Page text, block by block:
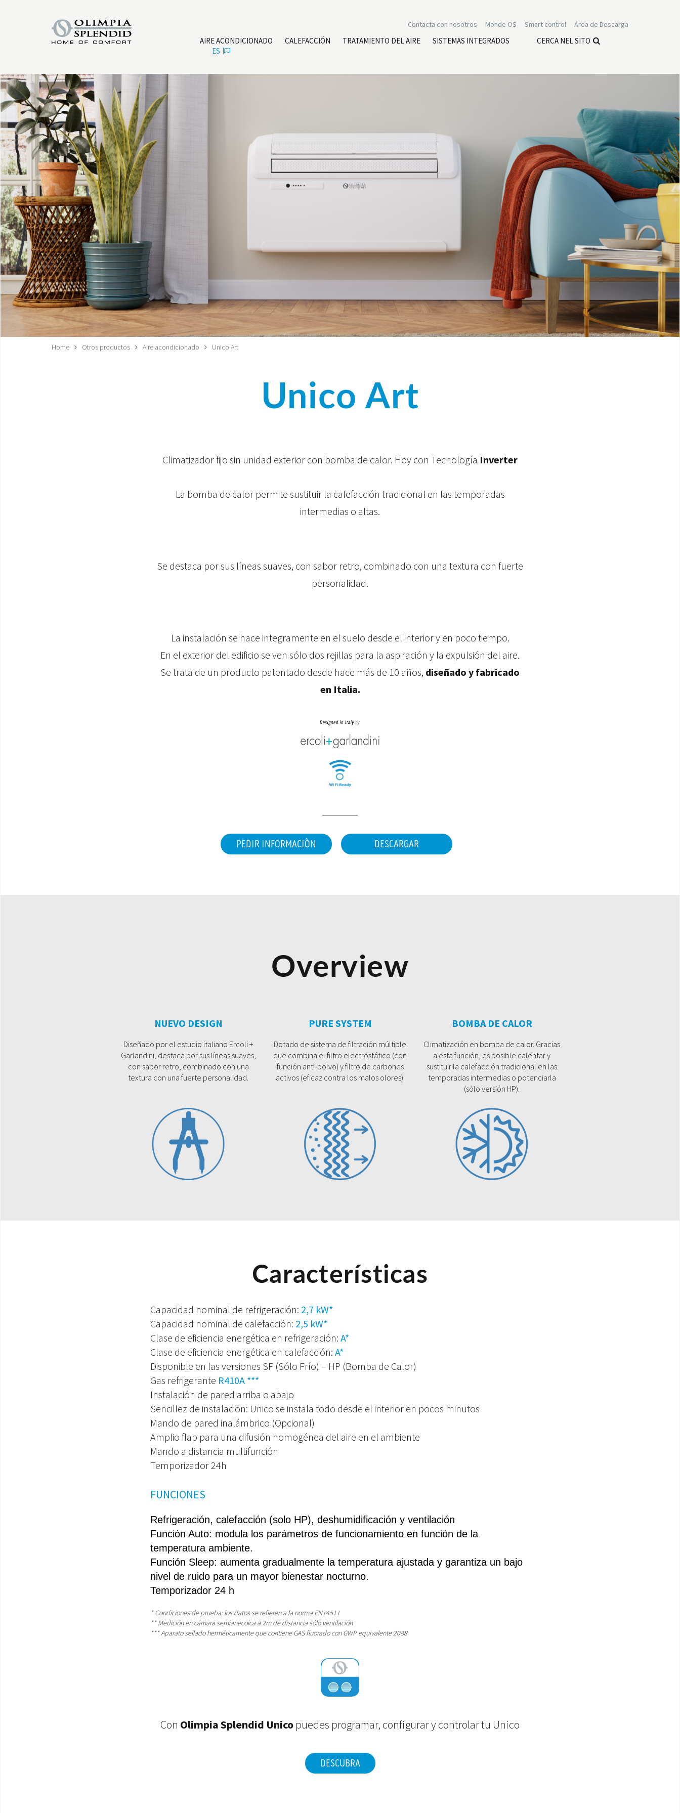
Área de Descarga
Smart control
Monde OS
Contacta con nosotros
AIRE ACONDICIONADO CALEFACCIÓN TRATAMIENTO DEL AIRE SISTEMAS INTEGRADOS
CERCA NEL SITO
ES
Home Otros productos Aire acondicionado Unico Art
Unico Art
Climatizador fijo sin unidad exterior con bomba de calor. Hoy con Tecnología Inverter
La bomba de calor permite sustituir la calefacción tradicional en las temporadas
intermedias o altas.
Se destaca por sus líneas suaves, con sabor retro, combinado con una textura con fuerte
personalidad.
La instalación se hace integramente en el suelo desde el interior y en poco tiempo.
En el exterior del edificio se ven sólo dos rejillas para la aspiración y la expulsión del aire.
Se trata de un producto patentado desde hace más de 10 años, diseñado y fabricado
en Italia.
PEDIR INFORMACIÒN DESCARGAR
Overview
NUEVO DESIGN
Diseñado por el estudio italiano Ercoli +
Garlandini, destaca por sus líneas suaves,
con sabor retro, combinado con una
textura con una fuerte personalidad.
PURE SYSTEM
Dotado de sistema de filtración múltiple
que combina el filtro electrostático (con
función anti-polvo) y filtro de carbones
activos (eficaz contra los malos olores).
BOMBA DE CALOR
Climatización en bomba de calor. Gracias
a esta función, es posible calentar y
sustituir la calefacción tradicional en las
temporadas intermedias o potenciarla
(sólo versión HP).
Características
Capacidad nominal de refrigeración: 2,7 kW*
Capacidad nominal de calefacción: 2,5 kW*
Clase de eficiencia energética en refrigeración: A*
Clase de eficiencia energética en calefacción: A*
Disponible en las versiones SF (Sólo Frío) – HP (Bomba de Calor)
Gas refrigerante R410A ***
Instalación de pared arriba o abajo
Sencillez de instalación: Unico se instala todo desde el interior en pocos minutos
Mando de pared inalámbrico (Opcional)
Amplio flap para una difusión homogénea del aire en el ambiente
Mando a distancia multifunción
Temporizador 24h
FUNCIONES
Refrigeración, calefacción (solo HP), deshumidificación y ventilación
Función Auto: modula los parámetros de funcionamiento en función de la
temperatura ambiente.
Función Sleep: aumenta gradualmente la temperatura ajustada y garantiza un bajo
nivel de ruido para un mayor bienestar nocturno.
Temporizador 24 h
* Condiciones de prueba: los datos se refieren a la norma EN14511
** Medición en cámara semianecoica a 2m de distancia sólo ventilación
*** Aparato sellado herméticamente que contiene GAS fluorado con GWP equivalente 2088
Con Olimpia Splendid Unico puedes programar, configurar y controlar tu Unico
DESCUBRA